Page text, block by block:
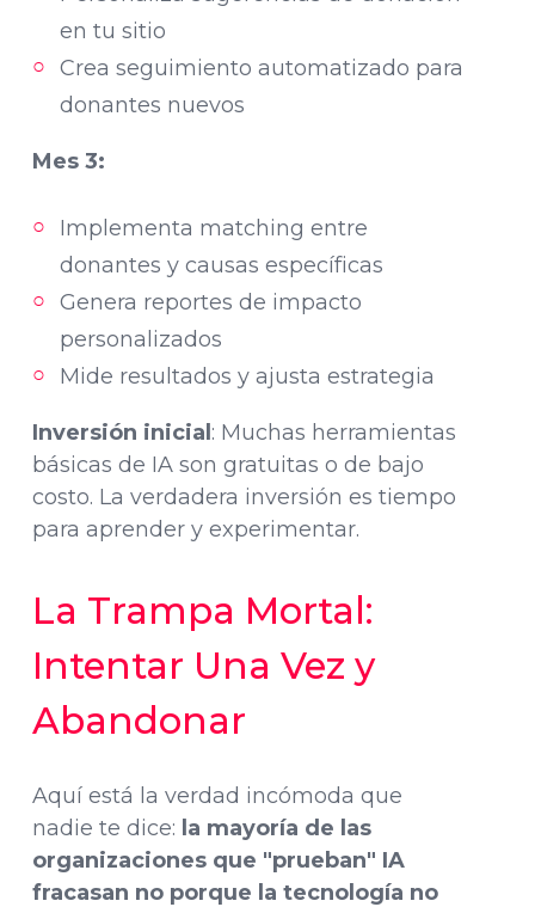
en tu sitio
Crea seguimiento automatizado para
donantes nuevos
Mes 3:
Implementa matching entre
donantes y causas específicas
Genera reportes de impacto
personalizados
Mide resultados y ajusta estrategia
Inversión inicial : Muchas herramientas
básicas de IA son gratuitas o de bajo
costo. La verdadera inversión es tiempo
para aprender y experimentar.
La Trampa Mortal:
Intentar Una Vez y
Abandonar
Aquí está la verdad incómoda que
nadie te dice: la mayoría de las
organizaciones que "prueban" IA
fracasan no porque la tecnología no